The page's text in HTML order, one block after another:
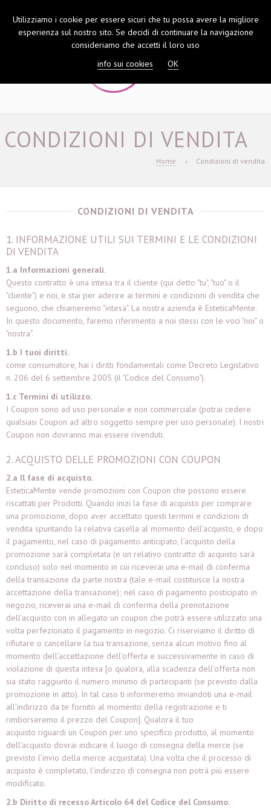
CONDIZIONI DI VENDITA
Home Condizioni di vendita
CONDIZIONI DI VENDITA
1. INFORMAZIONE UTILI SUI TERMINI E LE CONDIZIONI
DI VENDITA
1.a Informazioni generali.
Questo contratto è una intesa tra il cliente (qui detto "tu", "tuo" o il
"cliente") e noi, e stai per aderire ai termini e condizioni di vendita che
seguono, che chiameremo "intesa". La nostra azienda è EsteticaMente.
In questo documento, faremo riferimento a noi stessi con le voci "noi" o
"nostra".
1.b I tuoi diritti.
come consumatore, hai i diritti fondamentali come Decreto Legislativo
n. 206 del 6 settembre 2005 (il "Codice del Consumo").
1.c Termini di utilizzo.
I Coupon sono ad uso personale e non commerciale (potrai cedere
qualsiasi Coupon ad altro soggetto sempre per uso personale). I nostri
Coupon non dovranno mai essere rivenduti.
2. ACQUISTO DELLE PROMOZIONI CON COUPON
2.a Il fase di acquisto.
EsteticaMente vende promozioni con Coupon che possono essere
riscattati per Prodotti. Quando inizi la fase di acquisto per comprare
una promozione, dopo aver accettato questi termini e condizioni di
vendita spuntando la relativa casella al momento dell’acquisto, e dopo
il pagamento, nel caso di pagamento anticipato, l’acquisto della
promozione sarà completata (e un relativo contratto di acquisto sarà
concluso) solo nel momento in cui riceverai una e-mail di conferma
della transazione da parte nostra (tale e-mail costituisce la nostra
accettazione della transazione); nel caso di pagamento posticipato in
negozio, riceverai una e-mail di conferma della prenotazione
dell’acquisto con in allegato un coupon che potrà essere utilizzato una
volta perfezionato il pagamento in negozio. Ci riserviamo il diritto di
rifiutare o cancellare la tua transazione, senza alcun motivo fino al
momento dell’accettazione dell’offerta e successivamente in caso di
violazione di questa intesa [o qualora, alla scadenza dell’offerta non
sia stato raggiunto il numero minimo di partecipanti (se previsto dalla
promozione in atto). In tal caso ti informeremo inviandoti una e-mail
all’indirizzo da te fornito al momento della registrazione e ti
rimborseremo il prezzo del Coupon]. Qualora il tuo
acquisto riguardi un Coupon per uno specifico prodotto, al momento
dell’acquisto dovrai indicare il luogo di consegna della merce (se
previsto l’invio della merce acquistata). Una volta che il processo di
acquisto è completato, l’indirizzo di consegna non potrà più essere
modificato.
2.b Diritto di recesso Articolo 64 del Codice del Consumo.
Utilizziamo i cookie per essere sicuri che tu possa avere la migliore
esperienza sul nostro sito. Se decidi di continuare la navigazione
consideriamo che accetti il loro uso
info sui cookies
OK